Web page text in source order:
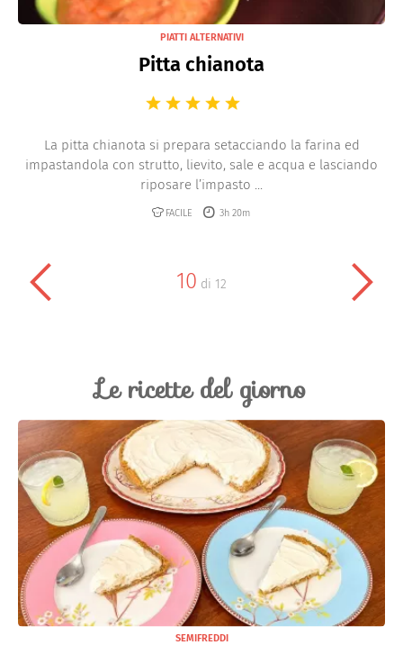
PIATTI ALTERNATIVI
Pitta chianota
La pitta chianota si prepara setacciando la farina ed
impastandola con strutto, lievito, sale e acqua e lasciando
riposare l’impasto ...
FACILE 3h 20m
10 di 12
Le ricette del giorno
SEMIFREDDI